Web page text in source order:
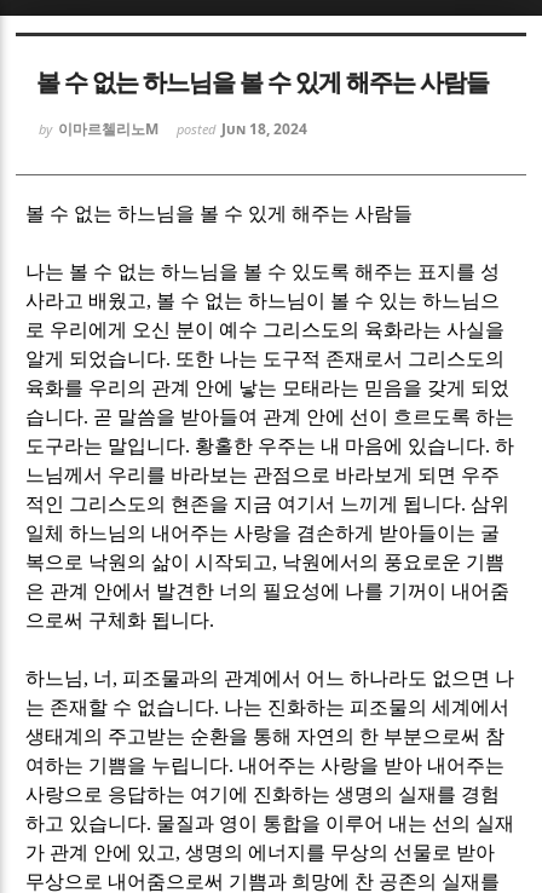
볼 수 없는 하느님을 볼 수 있게 해주는 사람들
by 이마르첼리노M posted Jun 18, 2024
볼 수 없는 하느님을 볼 수 있게 해주는 사람들
나는 볼 수 없는 하느님을 볼 수 있도록 해주는 표지를 성
사라고 배웠고, 볼 수 없는 하느님이 볼 수 있는 하느님으
로 우리에게 오신 분이 예수 그리스도의 육화라는 사실을
알게 되었습니다. 또한 나는 도구적 존재로서 그리스도의
육화를 우리의 관계 안에 낳는 모태라는 믿음을 갖게 되었
습니다. 곧 말씀을 받아들여 관계 안에 선이 흐르도록 하는
도구라는 말입니다. 황홀한 우주는 내 마음에 있습니다.하
느님께서 우리를 바라보는 관점으로 바라보게 되면 우주
적인 그리스도의 현존을 지금 여기서 느끼게 됩니다.삼위
일체 하느님의 내어주는 사랑을 겸손하게 받아들이는 굴
복으로 낙원의 삶이 시작되고, 낙원에서의 풍요로운 기쁨
은 관계 안에서 발견한 너의 필요성에 나를 기꺼이 내어줌
으로써 구체화 됩니다.
하느님, 너 , 피조물과의 관계에서 어느 하나라도 없으면 나
는 존재할 수 없습니다. 나는 진화하는 피조물의 세계에서
생태계의 주고받는 순환을 통해 자연의 한 부분으로써 참
여하는 기쁨을 누립니다. 내어주는 사랑을 받아 내어주는
사랑으로 응답하는 여기에 진화하는 생명의 실재를 경험
하고 있습니다. 물질과 영이 통합을 이루어 내는 선의 실재
가 관계 안에 있고,생명의 에너지를 무상의 선물로 받아
무상으로 내어줌으로써 기쁨과 희망에 찬 공존의 실재를
Sketchbook5, 스케치북5
Sketchbook5, 스케치북5
Sketchbook5, 스케치북5
Sketchbook5, 스케치북5